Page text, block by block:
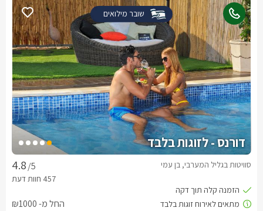
שובר מילואים
דורנס - לזוגות בלבד
/5 סוויטות בגליל המערבי, בן עמי
החל מ- ₪1000